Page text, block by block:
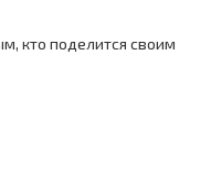
кто поделится своим